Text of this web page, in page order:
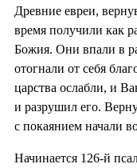
Древние евреи,
время получили как
Божия. Они впали в
отогнали от себя
царства ослабли, и
и разрушил его.
с покаянием начали
Начинается 126-й